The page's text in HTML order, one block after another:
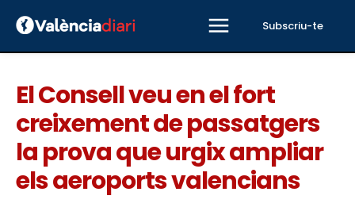
Subscriu-te
El Consell veu en el fort
creixement de passatgers
la prova que urgix ampliar
els aeroports valencians